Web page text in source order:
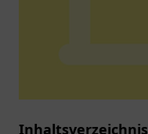
Inhaltsverzeichnis